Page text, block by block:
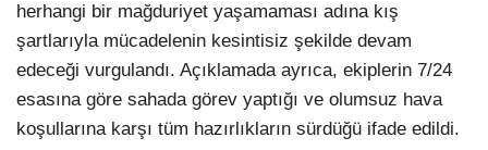
herhangi bir mağduriyet yaşamaması adına kış
şartlarıyla mücadelenin kesintisiz şekilde devam
edeceği vurgulandı. Açıklamada ayrıca, ekiplerin 7/24
esasına göre sahada görev yaptığı ve olumsuz hava
koşullarına karşı tüm hazırlıkların sürdüğü ifade edildi.